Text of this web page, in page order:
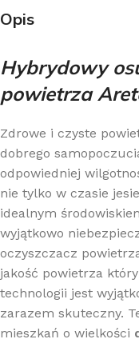
Opis
Hybrydowy
powietrza
Zdrowe i czyste
dobrego
odpowiedniej
nie tylko w czasie
idealnym
wyjątkowo
oczyszczacz
jakość powietrza
technologii jest
zarazem skuteczny.
mieszkań o wielkości